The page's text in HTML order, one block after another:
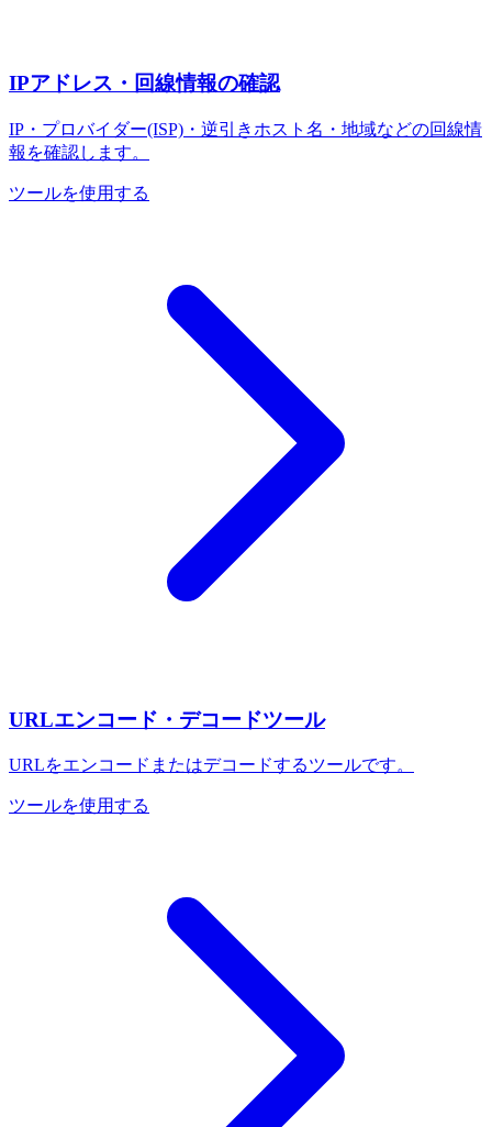
IPアドレス・回線情報の確認
IP・プロバイダー(ISP)・逆引きホスト名・地域などの回線情
報を確認します。
ツールを使用する
URLエンコード・デコードツール
URLをエンコードまたはデコードするツールです。
ツールを使用する